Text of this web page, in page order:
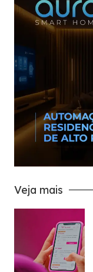
Veja mais